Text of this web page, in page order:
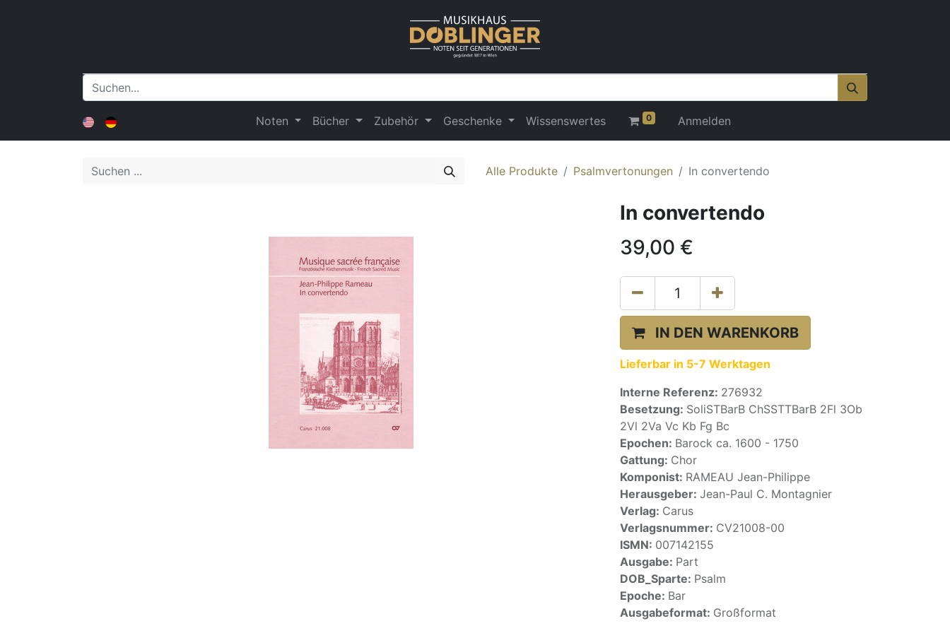
Noten Bücher Zubehör Geschenke Wissenswertes 0 Anmelden
Alle Produkte Psalmvertonungen In convertendo
In convertendo
39,00 €
IN DEN WARENKORB
Lieferbar in 5-7 Werktagen
Interne Referenz: 276932
Besetzung: SoliSTBarB ChSSTTBarB 2Fl 3Ob
2Vl 2Va Vc Kb Fg Bc
Epochen: Barock ca. 1600 - 1750
Gattung: Chor
Komponist: RAMEAU Jean-Philippe
Herausgeber: Jean-Paul C. Montagnier
Verlag: Carus
Verlagsnummer: CV21008-00
ISMN: 007142155
Ausgabe: Part
DOB_Sparte: Psalm
Epoche: Bar
Ausgabeformat: Großformat